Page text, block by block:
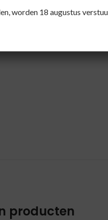
medicijngebruik of
producten
worden 18 augustus